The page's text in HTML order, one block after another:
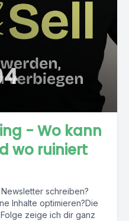
- Wo kann
wo ruiniert
schreiben?
Inhalte optimieren?Die
zeige ich dir ganz